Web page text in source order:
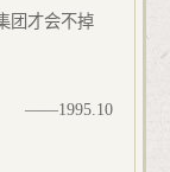
团才会不掉
——1995.10